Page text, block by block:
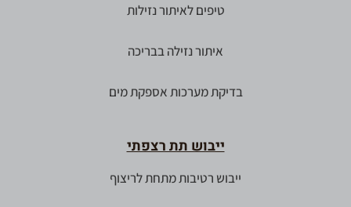
טיפים לאיתור נזילות
איתור נזילה בבריכה
בדיקת מערכות אספקת מים
ייבוש תת רצפתי
ייבוש רטיבות מתחת לריצוף